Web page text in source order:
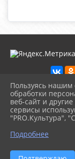
2026 г. sanchcks.ru
Вход
Карта сайта
Политика
Сделано на KubCMS
Пользуясь нашим
обработки
веб-сайт и
сервисы
"PRO.Культура",
Подробнее